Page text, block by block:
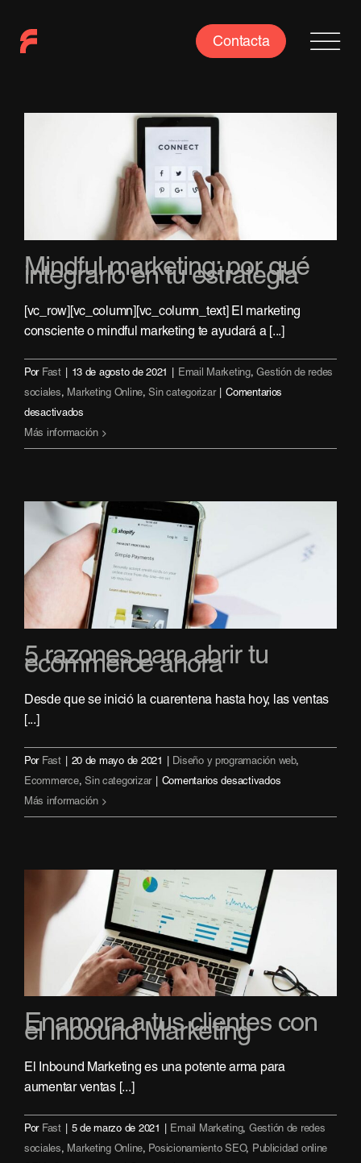
contenido
Contacta
Mindful marketing: por qué
integrarlo en tu estrategia
[vc_row][vc_column][vc_column_text] El marketing
consciente o mindful marketing te ayudará a [...]
Por Fast 13 de agosto de 2021 Email Marketing,Gestión de redes
sociales, Marketing Online,Sin categorizar Comentarios
desactivadosen
Mindful
integrarlo
en
tu
estrategia
Más información
5 razones para abrir tu
ecommerce ahora
Desde que se inició la cuarentena hasta hoy, las ventas
[...]
Por Fast 20 de mayo de 2021 Diseño y programación web,
Ecommerce,Sin categorizar Comentarios desactivadosen
Más información
Enamora a tus clientes con
el Inbound Marketing
El Inbound Marketing es una potente arma para
aumentar ventas [...]
Por Fast 5 de marzo de 2021 Email Marketing, Gestión de redes
sociales, Marketing Online, Posicionamiento SEO, Publicidad online